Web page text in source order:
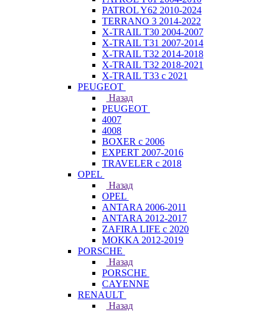
PATROL Y62 2010-2024
TERRANO 3 2014-2022
X-TRAIL T30 2004-2007
X-TRAIL T31 2007-2014
X-TRAIL T32 2014-2018
X-TRAIL T32 2018-2021
X-TRAIL T33 с 2021
PEUGEOT
Назад
PEUGEOT
4007
4008
BOXER с 2006
EXPERT 2007-2016
TRAVELER с 2018
OPEL
Назад
OPEL
ANTARA 2006-2011
ANTARA 2012-2017
ZAFIRA LIFE с 2020
MOKKA 2012-2019
PORSCHE
Назад
PORSCHE
CAYENNE
RENAULT
Назад